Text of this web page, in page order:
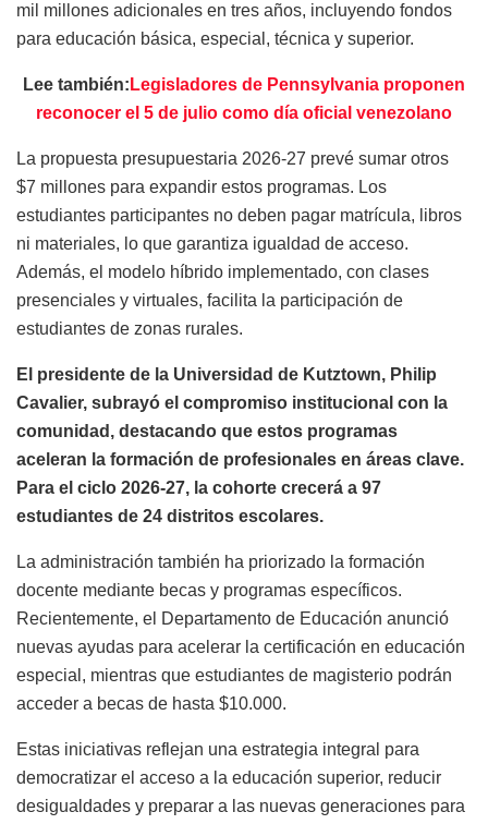
mil millones adicionales en tres años, incluyendo fondos
para educación básica, especial, técnica y superior.
Lee también: Legisladores de Pennsylvania proponen
reconocer el 5 de julio como día oficial venezolano
La propuesta presupuestaria 2026-27 prevé sumar otros
$7 millones para expandir estos programas. Los
estudiantes participantes no deben pagar matrícula, libros
ni materiales, lo que garantiza igualdad de acceso.
Además, el modelo híbrido implementado, con clases
presenciales y virtuales, facilita la participación de
estudiantes de zonas rurales.
El presidente de la Universidad de Kutztown, Philip
Cavalier, subrayó el compromiso institucional con la
comunidad, destacando que estos programas
aceleran la formación de profesionales en áreas clave.
Para el ciclo 2026-27, la cohorte crecerá a 97
estudiantes de 24 distritos escolares.
La administración también ha priorizado la formación
docente mediante becas y programas específicos.
Recientemente, el Departamento de Educación anunció
nuevas ayudas para acelerar la certificación en educación
especial, mientras que estudiantes de magisterio podrán
acceder a becas de hasta $10.000.
Estas iniciativas reflejan una estrategia integral para
democratizar el acceso a la educación superior, reducir
desigualdades y preparar a las nuevas generaciones para